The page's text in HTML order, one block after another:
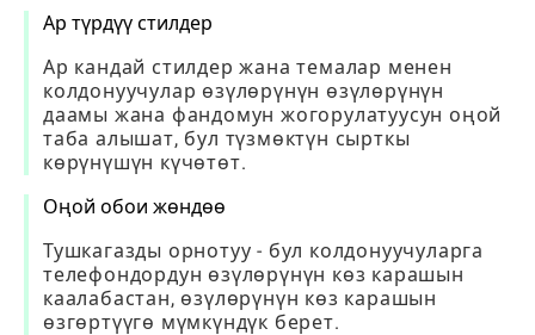
Ар түрдүү стилдер
Ар кандай стилдер жана темалар менен
колдонуучулар өзүлөрүнүн өзүлөрүнүн
даамы жана фандомун жогорулатуусун оңой
таба алышат, бул түзмөктүн сырткы
көрүнүшүн күчөтөт.
Оңой обои жөндөө
Тушкагазды орнотуу - бул колдонуучуларга
телефондордун өзүлөрүнүн көз карашын
каалабастан, өзүлөрүнүн көз карашын
өзгөртүүгө мүмкүндүк берет.